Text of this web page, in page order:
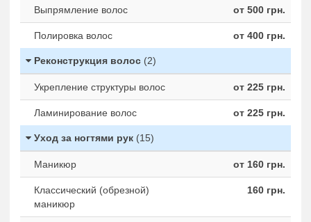
Выпрямление волос от 500 грн.
Полировка волос от 400 грн.
Реконструкция волос (2)
Укрепление структуры волос от 225 грн.
Ламинирование волос от 225 грн.
Уход за ногтями рук (15)
Маникюр от 160 грн.
Классический (обрезной)
маникюр
160 грн.